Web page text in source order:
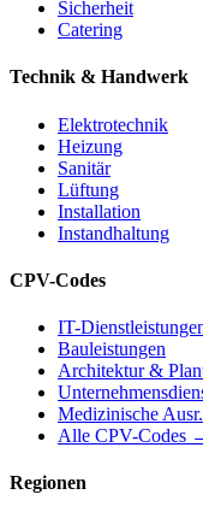
Sicherheit
Catering
Technik & Handwerk
Elektrotechnik
Heizung
Sanitär
Lüftung
Installation
Instandhaltung
CPV-Codes
IT-
Bauleistungen
Architektur &
Medizinische Ausr.
Alle CPV-Codes
Regionen